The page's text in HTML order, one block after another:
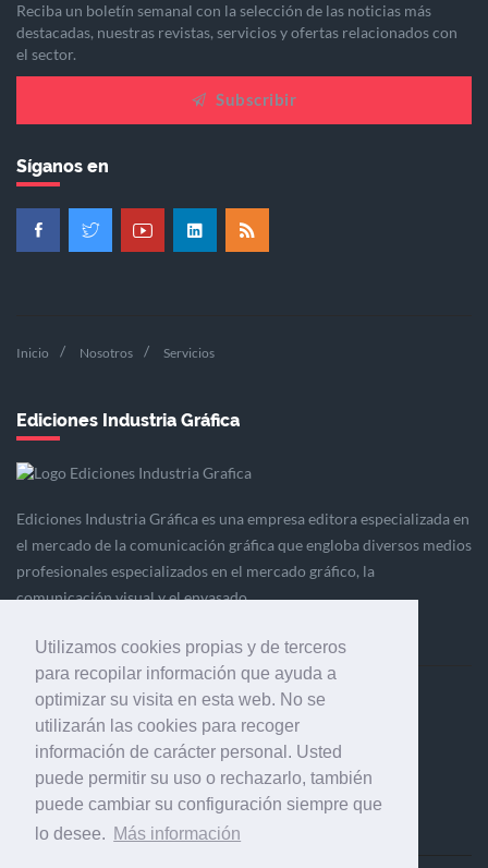
Utilizamos cookies propias y de terceros
para recopilar información que ayuda a
optimizar su visita en esta web. No se
utilizarán las cookies para recoger
información de carácter personal. Usted
puede permitir su uso o rechazarlo, también
puede cambiar su configuración siempre que
lo desee. Más información
Reciba un boletín semanal con la selección de las noticias más
destacadas, nuestras revistas, servicios y ofertas relacionados con
el sector.
Subscribir
Síganos en
Inicio Nosotros Servicios
Ediciones Industria Gráfica
Ediciones Industria Gráfica es una empresa editora especializada en
el mercado de la comunicación gráfica que engloba diversos medios
profesionales especializados en el mercado gráfico, la
comunicación visual y el envasado.
Ediciones Industria Gráfica, S.C.P.
Calle Fluvià 257, bajos, 08020 Barcelona (España)